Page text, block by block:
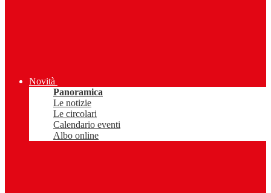
Novità
Panoramica
Le notizie
Le circolari
Calendario eventi
Albo online